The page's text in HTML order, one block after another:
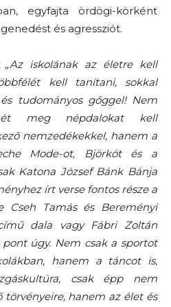
egyfajta ördögi-körként
és agressziót.
„Az iskolának az életre kell
kell tanítani, sokkal
tudományos gőggel! Nem
meg népdalokat kell
nemzedékekkel, hanem a
Mode-ot, Björköt és a
Katona József Bánk Bánja
írt verse fontos része a
Cseh Tamás és Bereményi
dala vagy Fábri Zoltán
úgy. Nem csak a sportot
hanem a táncot is,
csak épp nem
törvényeire, hanem az élet és